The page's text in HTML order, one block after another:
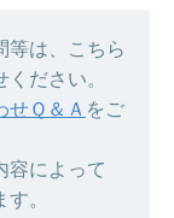
等は、こちら
ださい。
せＱ＆Ａ をご
容によって
。